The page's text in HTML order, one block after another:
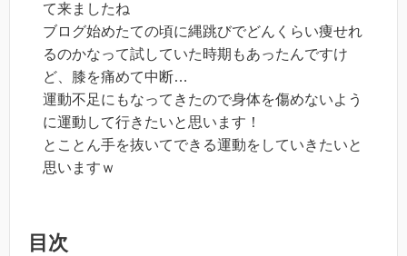
て来ましたね
ブログ始めたての頃に縄跳びでどんくらい痩せれ
るのかなって試していた時期もあったんですけ
ど、膝を痛めて中断…
運動不足にもなってきたので身体を傷めないよう
に運動して行きたいと思います！
とことん手を抜いてできる運動をしていきたいと
思いますｗ
目次